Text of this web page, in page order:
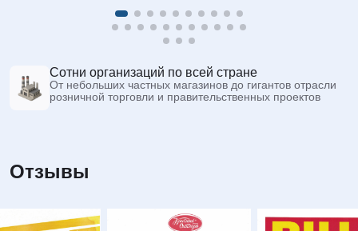
Сотни организаций по всей стране
От небольших частных магазинов до гигантов отрасли
розничной торговли и правительственных проектов
Отзывы